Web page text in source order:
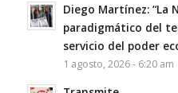
Diego Martínez: “La
paradigmático del
servicio del poder
1 agosto, 2026 - 6:20 am